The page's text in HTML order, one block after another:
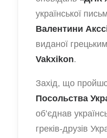
української
Валентини
виданої
Vakxikon.
Захід, що
Посольства
об’єднав
греків-друзів